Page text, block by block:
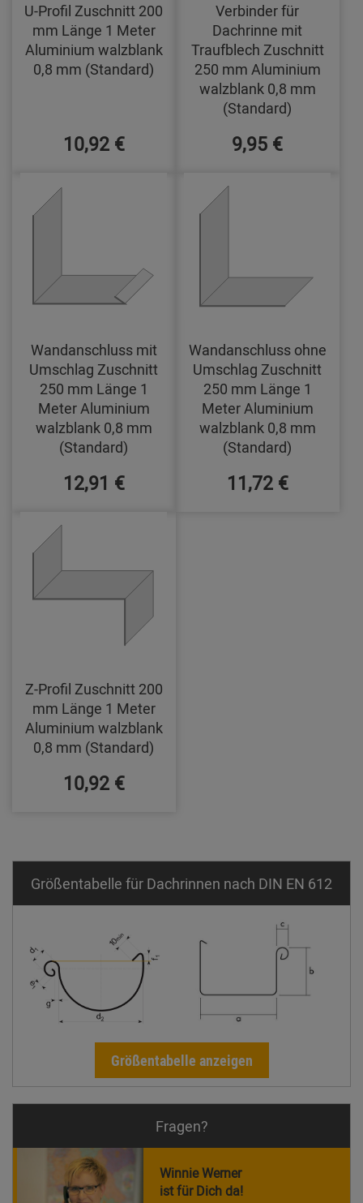
U-Profil Zuschnitt 200
mm Länge 1 Meter
Aluminium walzblank
0,8 mm (Standard)
10,92 €
Verbinder für
Dachrinne mit
Traufblech Zuschnitt
250 mm Aluminium
walzblank 0,8 mm
(Standard)
9,95 €
Wandanschluss mit
Umschlag Zuschnitt
250 mm Länge 1
Meter Aluminium
walzblank 0,8 mm
(Standard)
12,91 €
Wandanschluss ohne
Umschlag Zuschnitt
250 mm Länge 1
Meter Aluminium
walzblank 0,8 mm
(Standard)
11,72 €
Z-Profil Zuschnitt 200
mm Länge 1 Meter
Aluminium walzblank
0,8 mm (Standard)
10,92 €
Größentabelle für Dachrinnen nach DIN EN 612
Größentabelle anzeigen
Fragen?
Winnie Werner
ist für Dich da!